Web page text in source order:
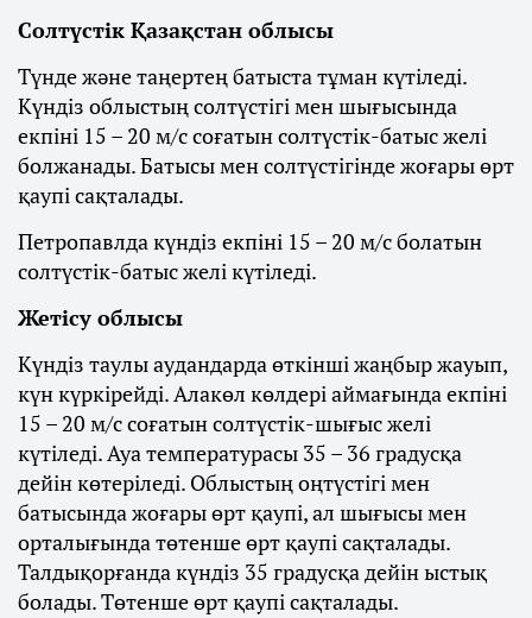
Солтүстік Қазақстан облысы
Түнде және таңертең батыста тұман күтіледі.
Күндіз облыстың солтүстігі мен шығысында
екпіні 15 – 20 м/с соғатын солтүстік-батыс желі
болжанады. Батысы мен солтүстігінде жоғары өрт
қаупі сақталады.
Петропавлда күндіз екпіні 15 – 20 м/с болатын
солтүстік-батыс желі күтіледі.
Жетісу облысы
Күндіз таулы аудандарда өткінші жаңбыр жауып,
күн күркірейді. Алакөл көлдері аймағында екпіні
15 – 20 м/с соғатын солтүстік-шығыс желі
күтіледі. Ауа температурасы 35 – 36 градусқа
дейін көтеріледі. Облыстың оңтүстігі мен
батысында жоғары өрт қаупі, ал шығысы мен
орталығында төтенше өрт қаупі сақталады.
Талдықорғанда күндіз 35 градусқа дейін ыстық
болады. Төтенше өрт қаупі сақталады.